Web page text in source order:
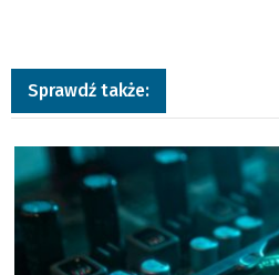
Sprawdź także:
a